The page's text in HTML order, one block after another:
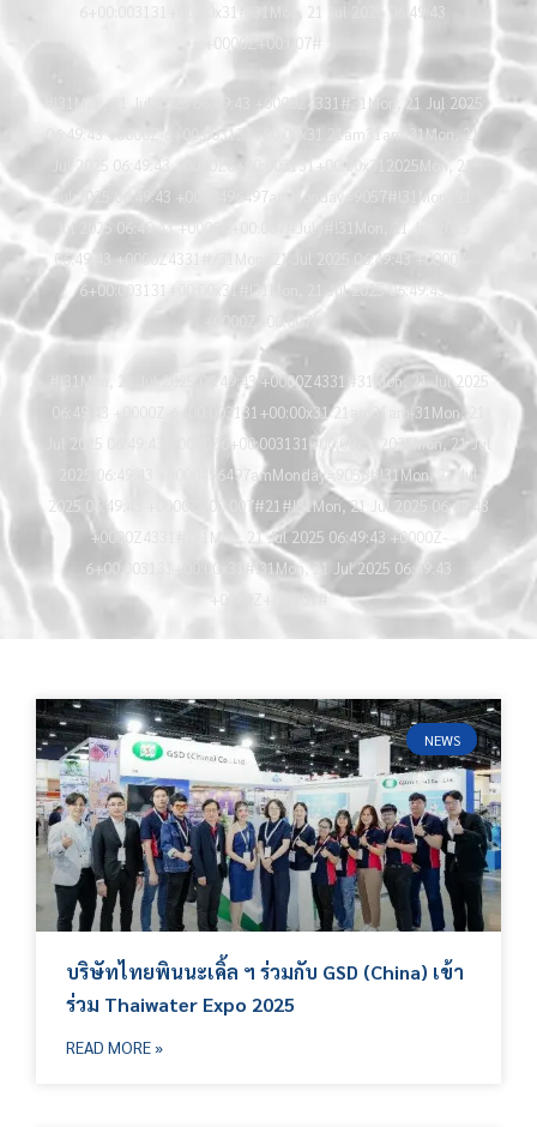
6+00:003131+00:00x31#!31Mon, 21 Jul 2025 06:49:43
+0000Z+00:007#
#!31Mon, 21 Jul 2025 06:49:43 +0000Z4331#31Mon, 21 Jul 2025
06:49:43 +0000Z-6+00:003131+00:00x31 21am31am-31Mon, 21
Jul 2025 06:49:43 +0000Z6+00:003131+00:00x312025Mon, 21
Jul 2025 06:49:43 +0000496497amMonday=9057#!31Mon, 21
Jul 2025 06:49:43 +0000Z+00:007#July#!31Mon, 21 Jul 2025
06:49:43 +0000Z4331#/31Mon, 21 Jul 2025 06:49:43 +0000Z-
6+00:003131+00:00x31#!31Mon, 21 Jul 2025 06:49:43
+0000Z+00:007#
#!31Mon, 21 Jul 2025 06:49:43 +0000Z4331#31Mon, 21 Jul 2025
06:49:43 +0000Z-6+00:003131+00:00x31 21am31am-31Mon, 21
Jul 2025 06:49:43 +0000Z6+00:003131+00:00x312025Mon, 21 Jul
2025 06:49:43 +0000496497amMonday=9058#!31Mon, 21 Jul
2025 06:49:43 +0000Z+00:007#21#!31Mon, 21 Jul 2025 06:49:43
+0000Z4331#/31Mon, 21 Jul 2025 06:49:43 +0000Z-
6+00:003131+00:00x31#!31Mon, 21 Jul 2025 06:49:43
NEWS
บริษัทไทยพินนะเคิ้ล ฯ ร่วมกับ GSD (China) เข้า
ร่วม Thaiwater Expo 2025
READ MORE »